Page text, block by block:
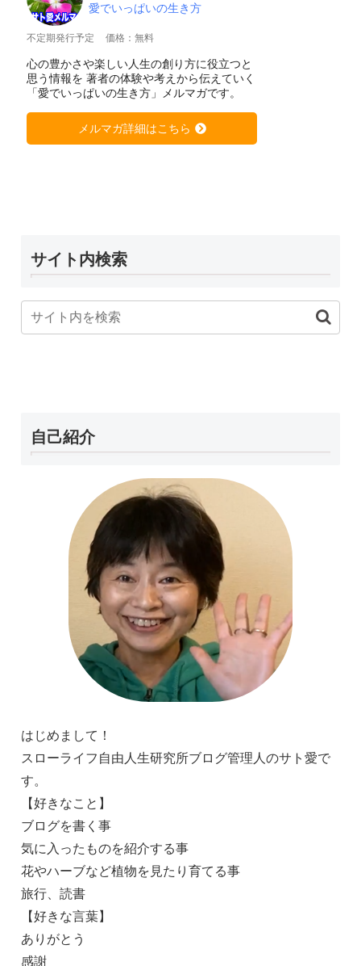
愛でいっぱいの生き方
不定期発行予定 価格：無料
心の豊かさや楽しい人生の創り方に役立つと
思う情報を 著者の体験や考えから伝えていく
「愛でいっぱいの生き方」メルマガです。
メルマガ詳細はこちら
サイト内検索
自己紹介
はじめまして！
スローライフ自由人生研究所ブログ管理人のサト愛で
す。
【好きなこと】
ブログを書く事
気に入ったものを紹介する事
花やハーブなど植物を見たり育てる事
旅行、読書
【好きな言葉】
ありがとう
感謝